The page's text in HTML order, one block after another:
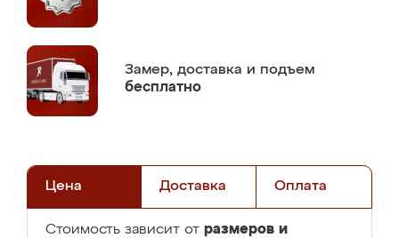
Замер, доставка и подъем
бесплатно
Цена Доставка Оплата
Стоимость зависит от размеров и